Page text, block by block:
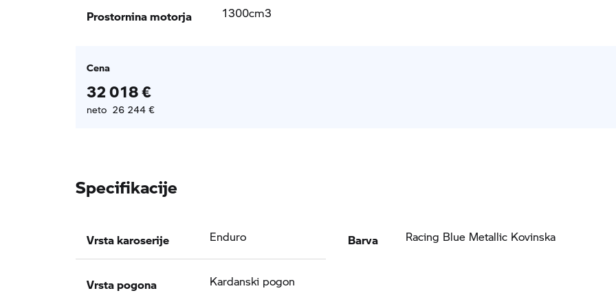
Prostornina motorja 1300cm3
Cena
32 018 €
neto 26 244 €
Specifikacije
Vrsta karoserije Enduro
Vrsta pogona Kardanski pogon
Barva Racing Blue Metallic Kovinska